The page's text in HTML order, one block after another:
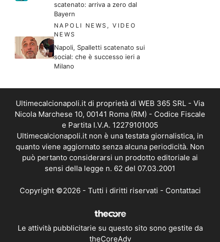
scatenato: arriva a zero dal
Bayern
NAPOLI NEWS ,VIDEO
NEWS
Napoli, Spalletti scatenato sui
social: che è successo ieri a
Milano
Ultimecalcionapoli.it di proprietà di WEB 365 SRL - Via
Nicola Marchese 10, 00141 Roma (RM) - Codice Fiscale
e Partita I.V.A. 12279101005
Ultimecalcionapoli.it non è una testata giornalistica, in
quanto viene aggiornato senza alcuna periodicità. Non
può pertanto considerarsi un prodotto editoriale ai
sensi della legge n. 62 del 07.03.2001
Copyright ©2026 - Tutti i diritti riservati - Contattaci
Le attività pubblicitarie su questo sito sono gestite da
theCoreAdv